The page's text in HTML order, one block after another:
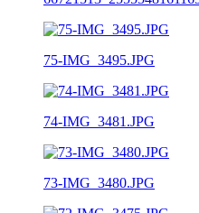
75-IMG_3495.JPG
74-IMG_3481.JPG
73-IMG_3480.JPG